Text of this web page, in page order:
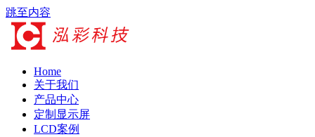
跳至内容
Home
关于我们
产品中心
定制显示屏
LCD案例